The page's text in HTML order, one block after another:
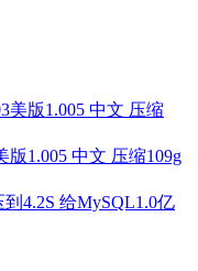
版1.005 中文 压缩109g
给MySQL1.0亿